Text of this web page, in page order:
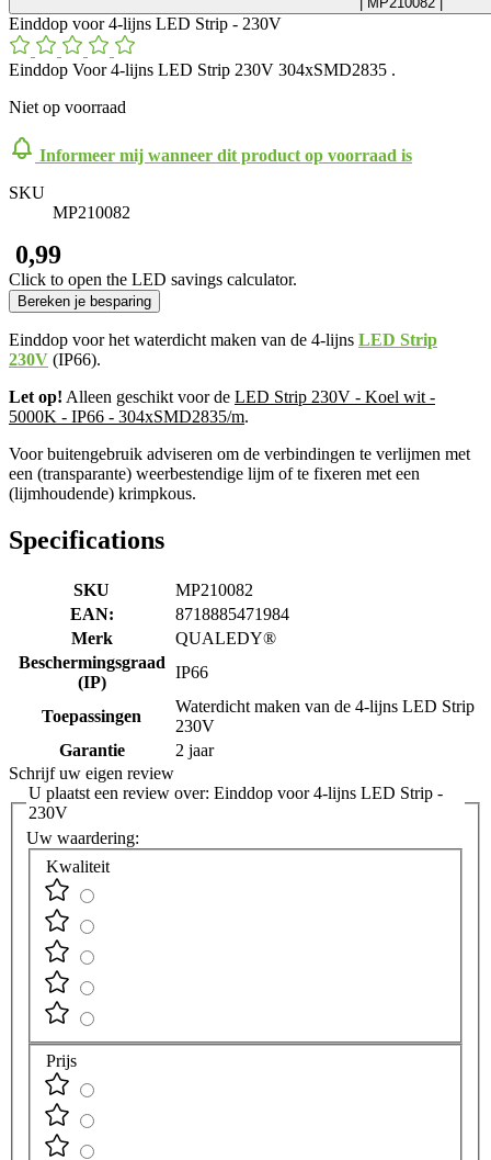
Einddop voor 4-lijns LED Strip - 230V
Einddop Voor 4-lijns LED Strip 230V 304xSMD2835 .
Niet op voorraad
Informeer mij wanneer dit product op voorraad is
SKU
MP210082
​ 0,99
Click to open the LED savings calculator.
Bereken je besparing
Einddop voor het waterdicht maken van de 4-lijns LED Strip
230V (IP66).
Let op! Alleen geschikt voor de LED Strip 230V - Koel wit -
5000K - IP66 - 304xSMD2835/m.
Voor buitengebruik adviseren om de verbindingen te verlijmen met
een (transparante) weerbestendige lijm of te fixeren met een
(lijmhoudende) krimpkous.
Specifications
SKU
MP210082
EAN:
8718885471984
Merk
QUALEDY®
Beschermingsgraad
(IP)
IP66
Toepassingen
Waterdicht maken van de 4-lijns LED Strip
230V
Garantie
2 jaar
Schrijf uw eigen review
U plaatst een review over: Einddop voor 4-lijns LED Strip -
230V
Uw waardering:
Kwaliteit
Prijs